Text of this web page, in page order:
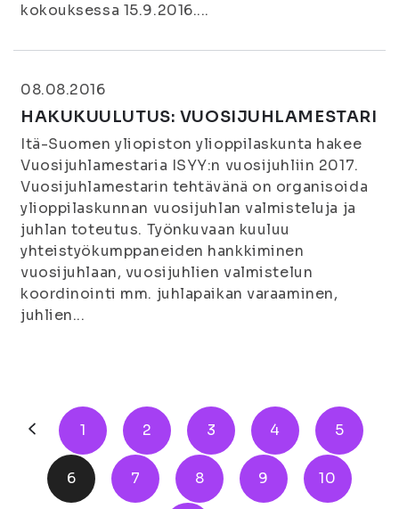
kokouksessa 15.9.2016....
08.08.2016
HAKUKUULUTUS: VUOSIJUHLAMESTARI
Itä-Suomen yliopiston ylioppilaskunta hakee
Vuosijuhlamestaria ISYY:n vuosijuhliin 2017.
Vuosijuhlamestarin tehtävänä on organisoida
ylioppilaskunnan vuosijuhlan valmisteluja ja
juhlan toteutus. Työnkuvaan kuuluu
yhteistyökumppaneiden hankkiminen
vuosijuhlaan, vuosijuhlien valmistelun
koordinointi mm. juhlapaikan varaaminen,
juhlien...
1 2 3 4 5
6 7 8 9 10